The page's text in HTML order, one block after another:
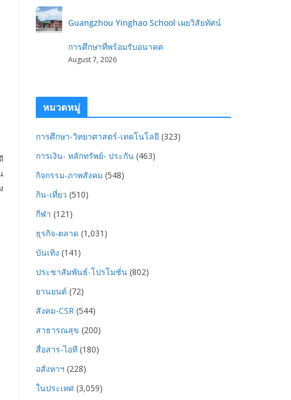
Guangzhou Yinghao School เผยวิสัยทัศน์
การศึกษาที่พร้อมรับอนาคต
August 7, 2026
หมวดหมู่
การศึกษา-วิทยาศาสตร์-เทคโนโลยี (323)
การเงิน- หลักทรัพย์- ประกัน (463)
กิจกรรม-ภาพสังคม (548)
กิน-เที่ยว (510)
กีฬา (121)
ธุรกิจ-ตลาด (1,031)
บันเทิง (141)
ประชาสัมพันธ์-โปรโมชั่น (802)
ยานยนต์ (72)
สังคม-CSR (544)
สาธารณสุข (200)
สื่อสาร-ไอที (180)
อสังหาฯ (228)
ในประเทศ (3,059)